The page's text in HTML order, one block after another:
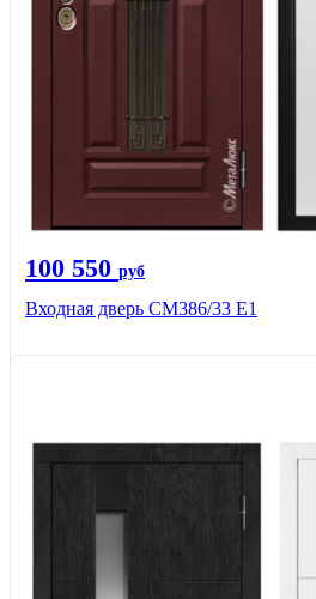
100 550 руб
Входная дверь СМ386/33 Е1